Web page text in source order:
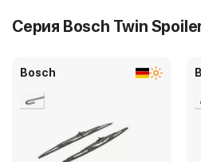
Серия Bosch Twin
Bosch